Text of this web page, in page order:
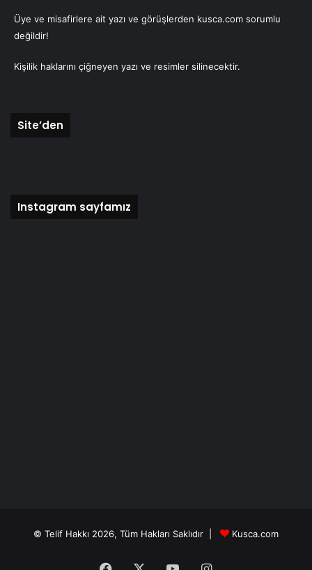
Üye ve misafirlere ait yazı ve görüşlerden kusca.com sorumlu
değildir!
Kişilik haklarını çiğneyen yazı ve resimler silinecektir.
Site’den
Instagram sayfamız
© Telif Hakkı 2026, Tüm Hakları Saklıdır | Kusca.com